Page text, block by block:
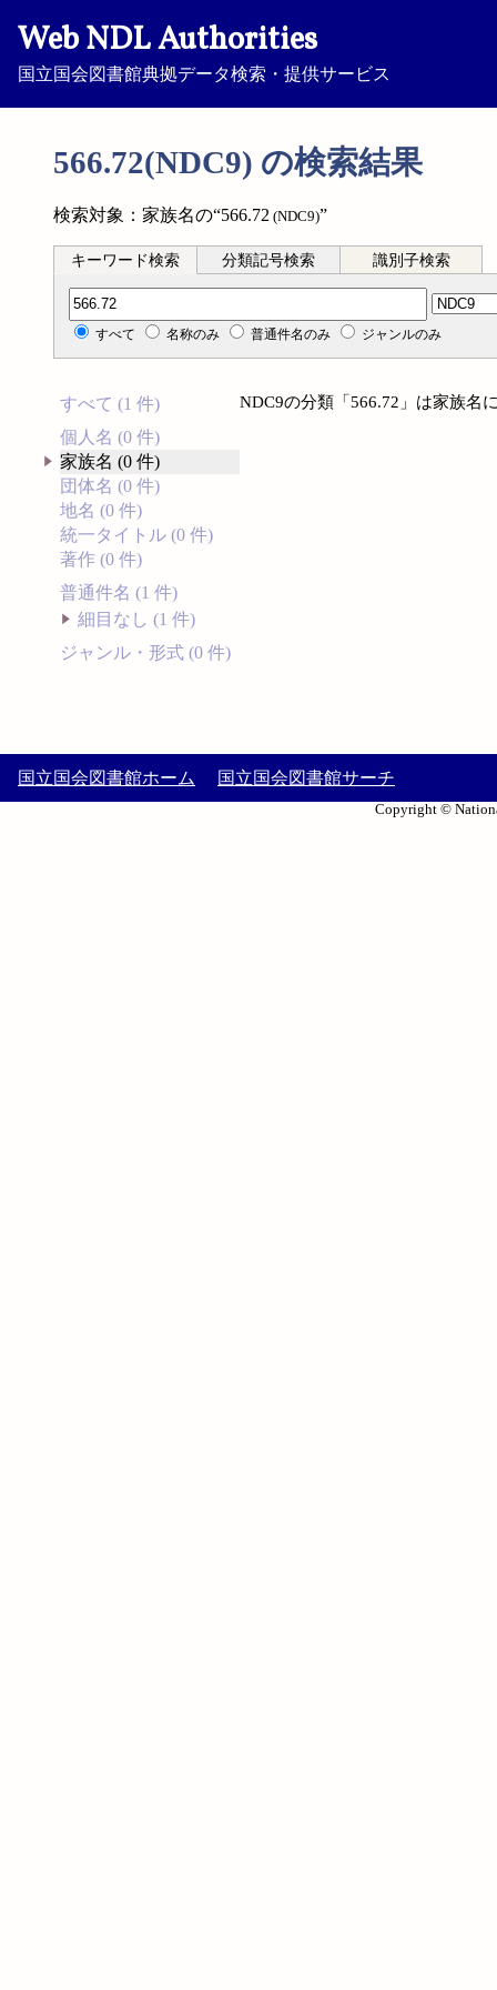
Web NDL Authorities
国立国会図書館典拠データ検索・提供サービス
566.72(NDC9) の検索結果
検索対象：家族名の“566.72 (NDC9)”
キーワード検索 分類記号検索 識別子検索
分類記号検索
すべて 名称のみ 普通件名のみ ジャンルのみ
すべて (1 件)
個人名 (0 件)
家族名 (0 件)
団体名 (0 件)
地名 (0 件)
統一タイトル (0 件)
著作 (0 件)
普通件名 (1 件)
細目なし (1 件)
ジャンル・形式 (0 件)
NDC9の分類「566.72」は家族名
国立国会図書館ホーム 国立国会図書館サーチ
Copyright ©